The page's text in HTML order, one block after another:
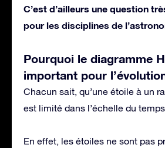
C’est d’ailleurs une question
pour les disciplines de
Pourquoi le diagramme
important pour
Chacun sait, qu’une étoile à un
est limité dans l’échelle du
En effet, les étoiles ne sont pas